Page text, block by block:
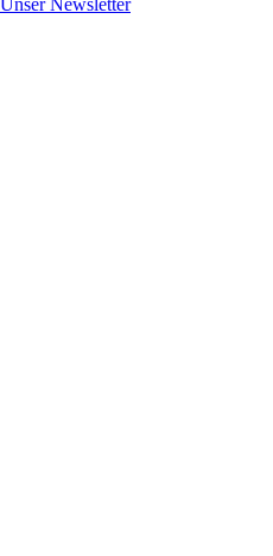
Unser Newsletter